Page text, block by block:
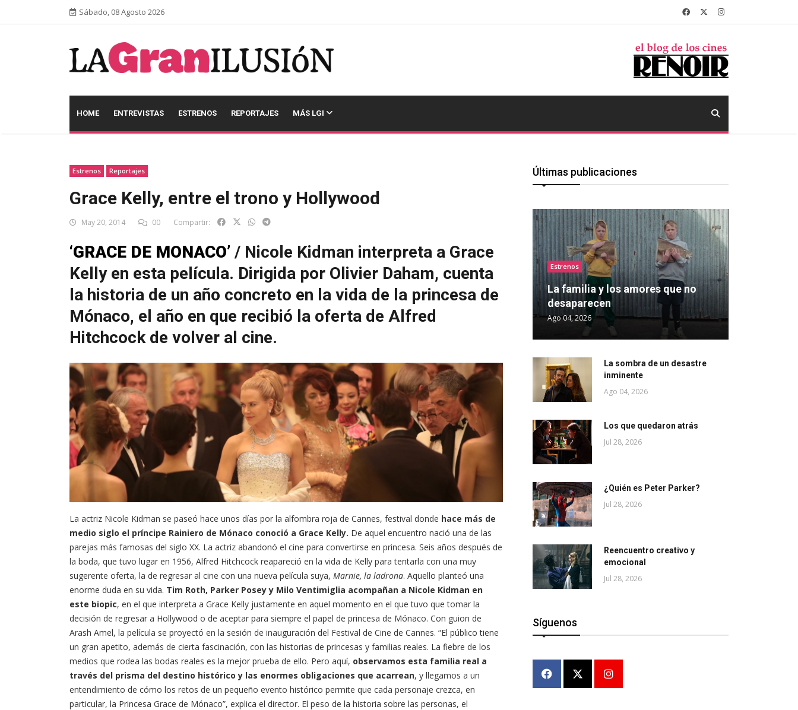
Sábado, 08 Agosto 2026
HOME ENTREVISTAS ESTRENOS REPORTAJES MÁS LGI
Estrenos Reportajes
Grace Kelly, entre el trono y Hollywood
May 20, 2014 00 Compartir:
‘GRACE DE MONACO’ / Nicole Kidman interpreta a Grace
Kelly en esta película. Dirigida por Olivier Daham, cuenta
la historia de un año concreto en la vida de la princesa de
Mónaco, el año en que recibió la oferta de Alfred
Hitchcock de volver al cine.
La actriz Nicole Kidman se paseó hace unos días por la alfombra roja de Cannes, festival donde hace más de
medio siglo el príncipe Rainiero de Mónaco conoció a Grace Kelly. De aquel encuentro nació una de las
parejas más famosas del siglo XX. La actriz abandonó el cine para convertirse en princesa. Seis años después de
la boda, que tuvo lugar en 1956, Alfred Hitchcock reapareció en la vida de Kelly para tentarla con una muy
sugerente oferta, la de regresar al cine con una nueva película suya, Marnie, la ladrona. Aquello planteó una
enorme duda en su vida. Tim Roth, Parker Posey y Milo Ventimiglia acompañan a Nicole Kidman en
este biopic, en el que interpreta a Grace Kelly justamente en aquel momento en el que tuvo que tomar la
decisión de regresar a Hollywood o de aceptar para siempre el papel de princesa de Mónaco. Con guion de
Arash Amel, la película se proyectó en la sesión de inauguración del Festival de Cine de Cannes. “El público tiene
un gran apetito, además de cierta fascinación, con las historias de princesas y familias reales. La fiebre de los
medios que rodea las bodas reales es la mejor prueba de ello. Pero aquí, observamos esta familia real a
través del prisma del destino histórico y las enormes obligaciones que acarrean, y llegamos a un
entendimiento de cómo los retos de un pequeño evento histórico permite que cada personaje crezca, en
particular, la Princesa Grace de Mónaco”, explica el director. El peso de la historia sobre las personas, el
Últimas publicaciones
Estrenos
La familia y los amores que no
desaparecen
Ago 04, 2026
La sombra de un desastre
inminente
Ago 04, 2026
Los que quedaron atrás
Jul 28, 2026
¿Quién es Peter Parker?
Jul 28, 2026
Reencuentro creativo y
emocional
Jul 28, 2026
Síguenos